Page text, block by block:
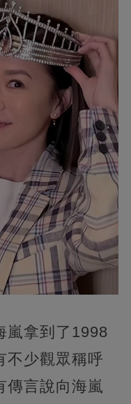
嵐拿到了1998
不少觀眾稱呼
傳言說向海嵐